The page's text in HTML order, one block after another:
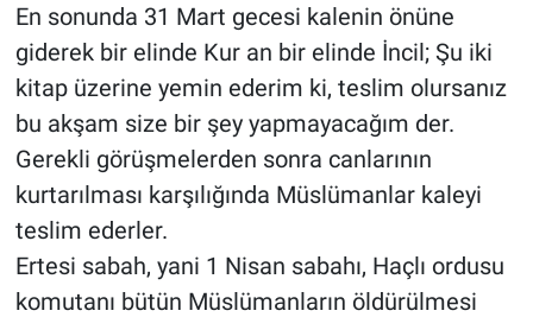
En sonunda 31 Mart gecesi kalenin önüne
giderek bir elinde Kur an bir elinde İncil; Şu iki
kitap üzerine yemin ederim ki, teslim olursanız
bu akşam size bir şey yapmayacağım der.
Gerekli görüşmelerden sonra canlarının
kurtarılması karşılığında Müslümanlar kaleyi
teslim ederler.
Ertesi sabah, yani 1 Nisan sabahı, Haçlı ordusu
komutanı bütün Müslümanların öldürülmesi
3.Sayfa
Medya
Bilim-Tek
Röportaj